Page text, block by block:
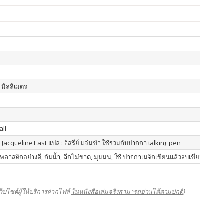
มิลลิเมตร
East แปล : อิสรีย์ แจ่มขำ ใช้ร่วมกับปากกา talking pen
ลาสติกอย่างดี, กันน้ำ, ฉีกไม่ขาด, มุมมน, ใช้ ปากกาเมจิกเขียนแล้วลบเขี
บไซต์ผู้ให้บริการฝากไฟล์ ในหนังสือเล่มจริงสามารถอ่านได้ตามปกติ)